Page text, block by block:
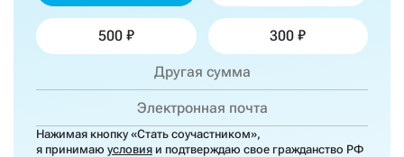
500 300
Нажимая кнопку «Стать соучастником»,
я принимаю условия и подтверждаю свое гражданство РФ